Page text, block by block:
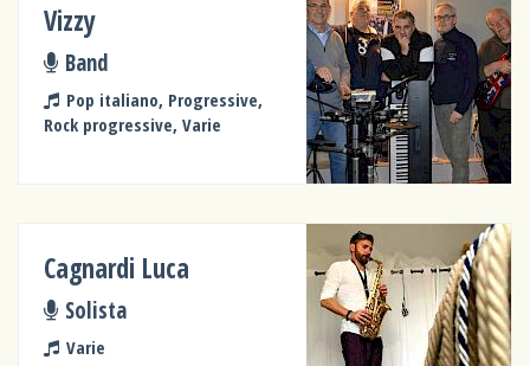
Vizzy
Band
Pop italiano, Progressive,
Rock progressive, Varie
Cagnardi Luca
Solista
Varie